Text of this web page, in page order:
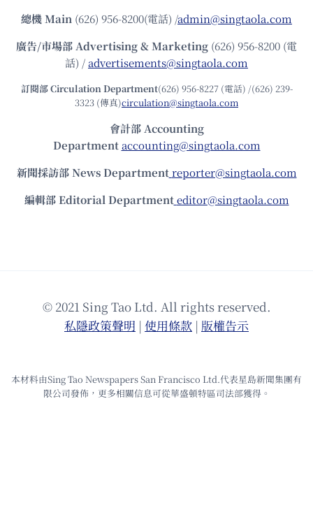
總機Main (626) 956-8200(電話) /admin@singtaola.com
廣告/市場部Advertising & Marketing (626) 956-8200 (電
話) /advertisements@singtaola.com
訂閱部 Circulation Department(626) 956-8227 (電話) /(626) 239-
3323 (傳真)circulation@singtaola.com
會計部 Accounting
Department accounting@singtaola.com
新聞採訪部 News Department reporter@singtaola.com
編輯部 Editorial Department editor@singtaola.com
© 2021 Sing Tao Ltd. All rights reserved.
私隱政策聲明 | 使⽤條款 | 版權告⽰
本材料由Sing Tao Newspapers San Francisco Ltd.代表星島新聞集團有
限公司發佈，更多相關信息可從華盛頓特區司法部獲得。